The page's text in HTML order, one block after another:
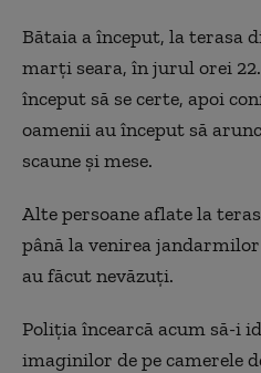
Bătaia a început, la terasa
marți seara, în jurul orei
început să se certe, apoi
oamenii au început să
scaune și mese.
Alte persoane aflate la
până la venirea
au făcut nevăzuți.
Poliția încearcă acum să-i
imaginilor de pe camerele